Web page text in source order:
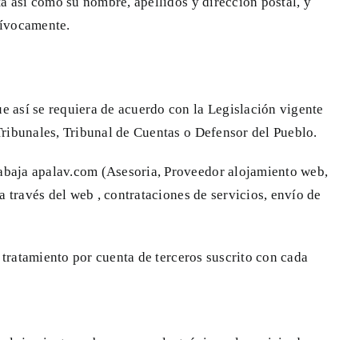
así se requiera de acuerdo con la Legislación vigente
Tribunal de Cuentas o Defensor del Pueblo.
apalav.com (Asesoria, Proveedor alojamiento web,
través del web , contrataciones de servicios, envío de
por cuenta de terceros suscrito con cada